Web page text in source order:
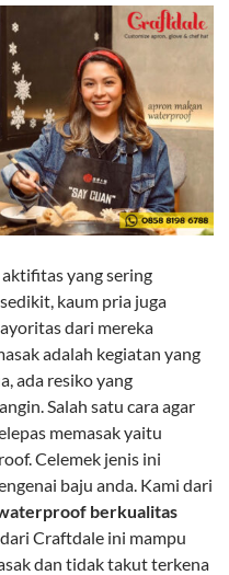
yang sering
kaum pria juga
dari mereka
adalah kegiatan yang
ada resiko yang
Salah satu cara agar
memasak yaitu
Celemek jenis ini
baju anda. Kami dari
berkualitas
Craftdale ini mampu
dan tidak takut terkena